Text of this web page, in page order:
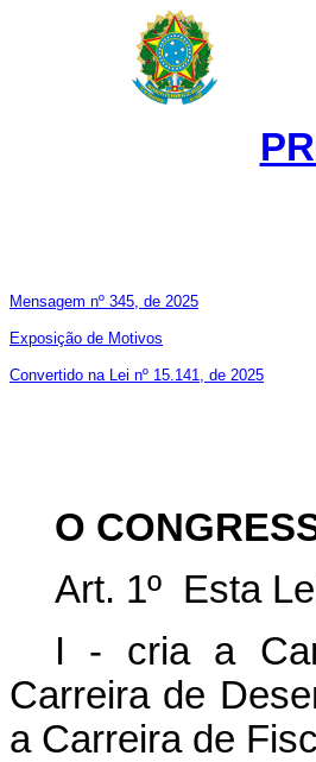
Mensagem nº 345, de 2025
Exposição de Motivos
Convertido na Lei nº 15.141, de 2025
O
Art. 1º Esta
I - cria a
Carreira de
a Carreira de